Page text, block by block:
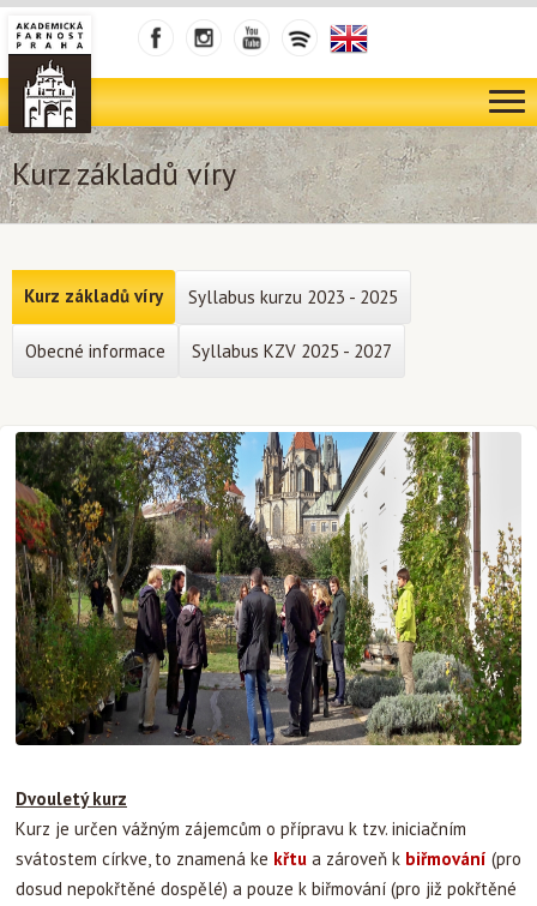
Kurz základů víry
Dvouletý kurz
Kurz je určen vážným zájemcům o přípravu k tzv. iniciačním
svátostem církve, to znamená ke křtu a zároveň k biřmování (pro
dosud nepokřtěné dospělé) a pouze k biřmování (pro již pokřtěné
Kurz základů víry Syllabus kurzu 2023 - 2025
Obecné informace Syllabus KZV 2025 - 2027